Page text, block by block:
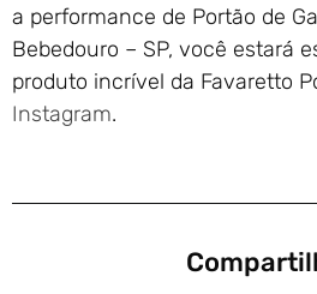
a performance de Portão de
Bebedouro – SP, você estará
produto incrível da Favaretto
Instagram.